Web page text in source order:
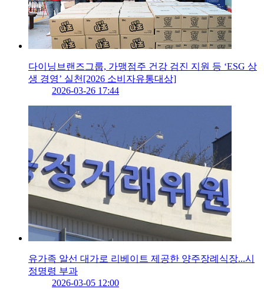
다이닝브랜즈그룹, 가맹점주 건강 검진 지원 등 ‘ESG 상
생 경영’ 실천[2026 소비자유통대상]
2026-03-26 17:44
유가족 알선 대가로 리베이트 제공한 양주장례식장...시
정명령 부과
2026-03-05 12:00